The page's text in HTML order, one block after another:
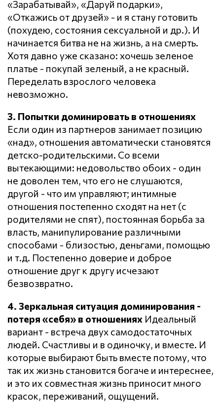
«Зарабатывай», «Даруй подарки»,
«Откажись от друзей» - и я стану готовить
(похудею, состояния сексуальной и др.). И
начинается битва не на жизнь, а на смерть.
Хотя давно уже сказано: хочешь зеленое
платье - покупай зеленый, а не красный.
Переделать взрослого человека
невозможно.
3. Попытки доминировать в отношениях
Если один из партнеров занимает позицию
«над», отношения автоматически становятся
детско-родительскими. Со всеми
вытекающими: недовольство обоих - один
не доволен тем, что его не слушаются,
другой - что им управляют; интимные
отношения постепенно сходят на нет (с
родителями не спят), постоянная борьба за
власть, манипулирование различными
способами - близостью, деньгами, помощью
и т.д. Постепенно доверие и доброе
отношение друг к другу исчезают
безвозвратно.
4. Зеркальная ситуация доминирования -
потеря «себя» в отношениях Идеальный
вариант - встреча двух самодостаточных
людей. Счастливы и в одиночку, и вместе. И
которые выбирают быть вместе потому, что
так их жизнь становится богаче и интереснее,
и это их совместная жизнь приносит много
красок, переживаний, ощущений.